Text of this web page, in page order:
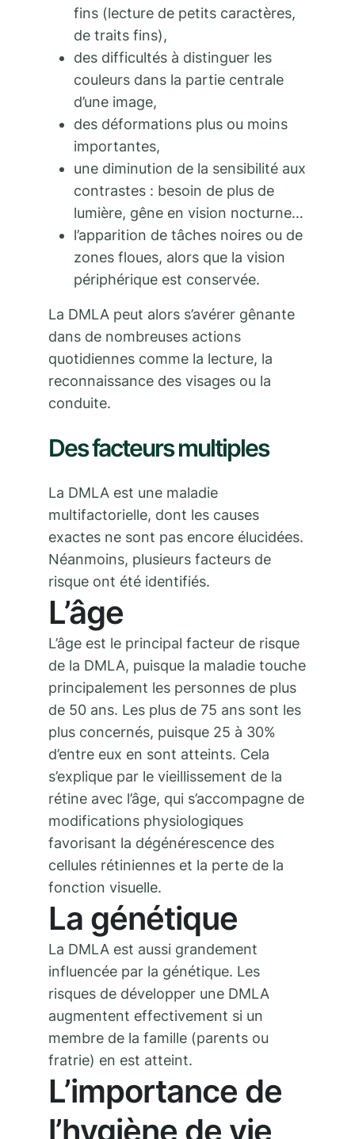
fins (lecture de petits caractères,
de traits fins),
des difficultés à distinguer les
couleurs dans la partie centrale
d’une image,
des déformations plus ou moins
importantes,
une diminution de la sensibilité aux
contrastes : besoin de plus de
lumière, gêne en vision nocturne…
l’apparition de tâches noires ou de
zones floues, alors que la vision
périphérique est conservée.
La DMLA peut alors s’avérer gênante
dans de nombreuses actions
quotidiennes comme la lecture, la
reconnaissance des visages ou la
conduite.
Des facteurs multiples
La DMLA est une maladie
multifactorielle, dont les causes
exactes ne sont pas encore élucidées.
Néanmoins, plusieurs facteurs de
risque ont été identifiés.
L’âge
L’âge est le principal facteur de risque
de la DMLA, puisque la maladie touche
principalement les personnes de plus
de 50 ans. Les plus de 75 ans sont les
plus concernés, puisque 25 à 30%
d’entre eux en sont atteints. Cela
s’explique par le vieillissement de la
rétine avec l’âge, qui s’accompagne de
modifications physiologiques
favorisant la dégénérescence des
cellules rétiniennes et la perte de la
fonction visuelle.
La génétique
La DMLA est aussi grandement
influencée par la génétique. Les
risques de développer une DMLA
augmentent effectivement si un
membre de la famille (parents ou
fratrie) en est atteint.
L’importance de
l’hygiène de vie